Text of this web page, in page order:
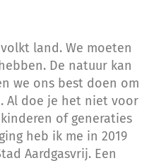
land. We moeten
De natuur kan
we ons best doen om
Al doe je het niet voor
of generaties
heb ik me in 2019
Aardgasvrij. Een